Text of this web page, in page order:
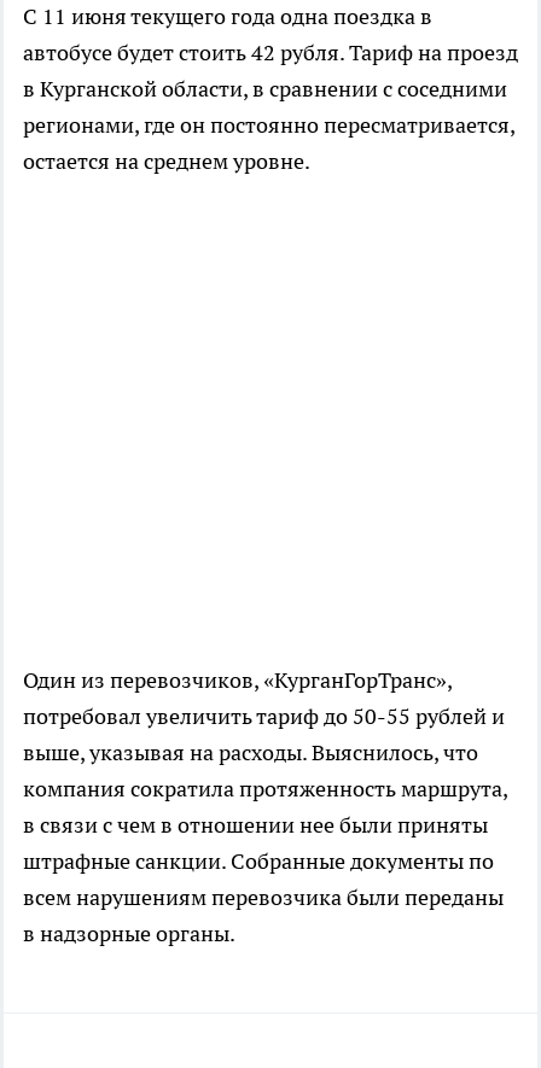
С 11 июня текущего года одна поездка в
автобусе будет стоить 42 рубля. Тариф на проезд
в Курганской области, в сравнении с соседними
регионами, где он постоянно пересматривается,
остается на среднем уровне.
Один из перевозчиков, «КурганГорТранс»,
потребовал увеличить тариф до 50-55 рублей и
выше, указывая на расходы. Выяснилось, что
компания сократила протяженность маршрута,
в связи с чем в отношении нее были приняты
штрафные санкции. Собранные документы по
всем нарушениям перевозчика были переданы
в надзорные органы.